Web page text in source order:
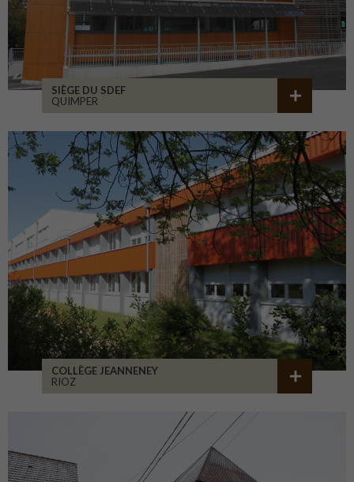
SIÈGE DU SDEF
QUIMPER
COLLÈGE JEANNENEY
RIOZ